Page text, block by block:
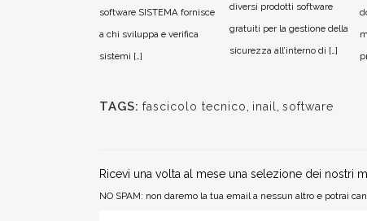
software SISTEMA fornisce
a chi sviluppa e verifica
sistemi […]
diversi prodotti software
gratuiti per la gestione della
sicurezza all’interno di […]
TAGS: fascicolo tecnico inail software
Ricevi una volta al mese una selezione dei nostri
NO SPAM: non daremo la tua email a nessun altro e potrai